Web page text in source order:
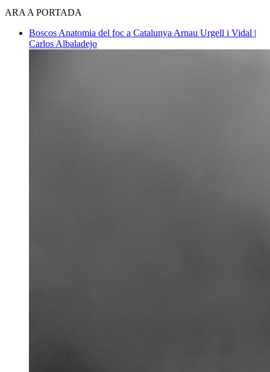
ARA A PORTADA
Boscos Anatomia del foc a Catalunya Arnau Urgell i Vidal |
Carlos Albaladejo